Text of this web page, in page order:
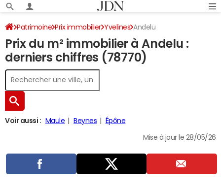
Patrimoine Prix immobilier Yvelines Andelu
Prix du m² immobilier à Andelu :
derniers chiffres (78770)
Voir aussi : Maule Beynes Épône
Mise à jour le 28/05/26